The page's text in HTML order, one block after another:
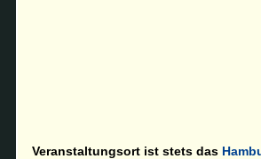
Veranstaltungsort ist stets das